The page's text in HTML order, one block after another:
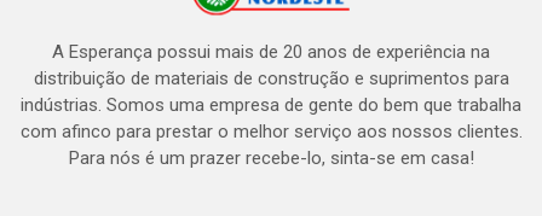
A Esperança possui mais de 20 anos de experiência na
distribuição de materiais de construção e suprimentos para
indústrias. Somos uma empresa de gente do bem que trabalha
com afinco para prestar o melhor serviço aos nossos clientes.
Para nós é um prazer recebe-lo, sinta-se em casa!